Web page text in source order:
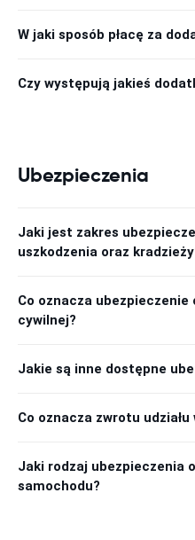
W jaki sposób płacę za
Czy występują jakieś
Ubezpieczenia
Jaki jest zakres
uszkodzenia oraz
Co oznacza
cywilnej?
Jakie są inne dostępne
Co oznacza zwrotu udziału
Jaki rodzaj ubezpieczenia
samochodu?